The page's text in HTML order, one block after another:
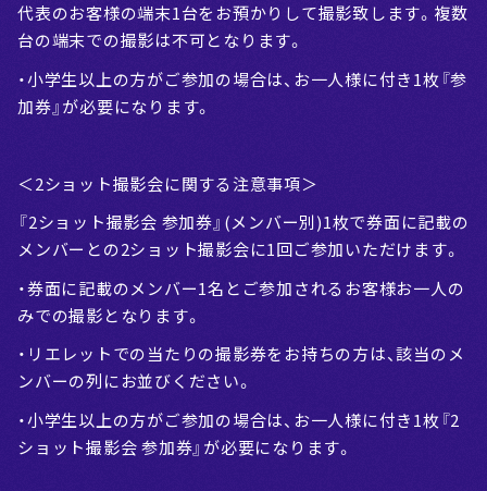
代表のお客様の端末1台をお預かりして撮影致します。複数
台の端末での撮影は不可となります。
・小学生以上の方がご参加の場合は、お一人様に付き1枚『参
加券』が必要になります。
＜2ショット撮影会に関する注意事項＞
『2ショット撮影会 参加券』(メンバー別)1枚で券面に記載の
メンバーとの2ショット撮影会に1回ご参加いただけます。
・券面に記載のメンバー1名とご参加されるお客様お一人の
みでの撮影となります。
・リエレットでの当たりの撮影券をお持ちの方は、該当のメ
ンバーの列にお並びください。
・小学生以上の方がご参加の場合は、お一人様に付き1枚『2
ショット撮影会 参加券』が必要になります。